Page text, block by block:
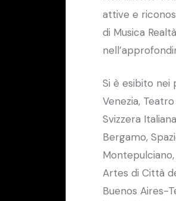
attive e
di Musica
Si è esibito nei
Venezia,
Svizzera
Bergamo,
Artes di Città
Buenos Aires-